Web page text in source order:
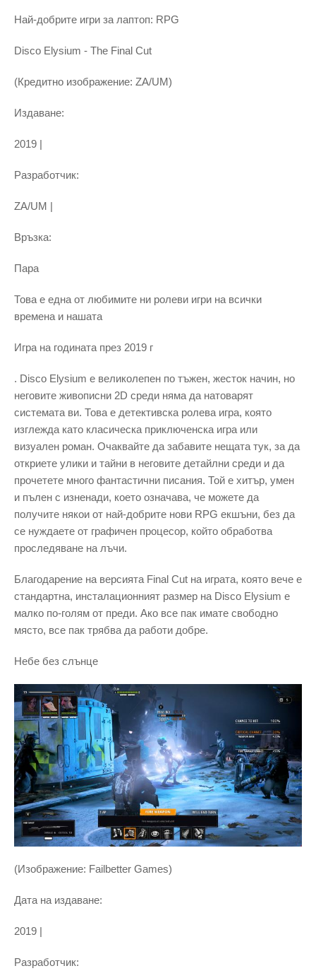
Най-добрите игри за лаптоп: RPG
Disco Elysium - The Final Cut
(Кредитно изображение: ZA/UM)
Издаване:
2019 |
Разработчик:
ZA/UM |
Връзка:
Пара
Това е една от любимите ни ролеви игри на всички
времена и нашата
Игра на годината през 2019 г
. Disco Elysium е великолепен по тъжен, жесток начин, но
неговите живописни 2D среди няма да натоварят
системата ви. Това е детективска ролева игра, която
изглежда като класическа приключенска игра или
визуален роман. Очаквайте да забавите нещата тук, за да
откриете улики и тайни в неговите детайлни среди и да
прочетете много фантастични писания. Той е хитър, умен
и пълен с изненади, което означава, че можете да
получите някои от най-добрите нови RPG екшъни, без да
се нуждаете от графичен процесор, който обработва
проследяване на лъчи.
Благодарение на версията Final Cut на играта, която вече е
стандартна, инсталационният размер на Disco Elysium е
малко по-голям от преди. Ако все пак имате свободно
място, все пак трябва да работи добре.
Небе без слънце
(Изображение: Failbetter Games)
Дата на издаване:
2019 |
Разработчик: